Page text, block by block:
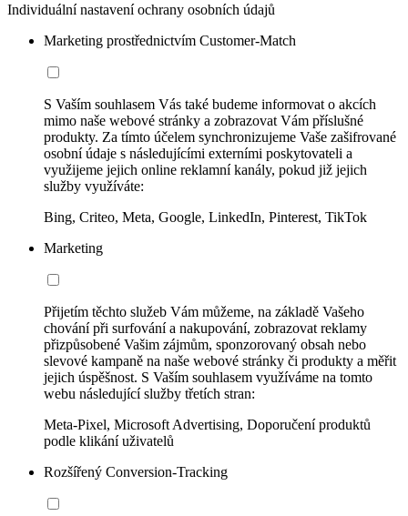
Individuální nastavení ochrany osobních údajů
Marketing prostřednictvím Customer-Match
S Vaším souhlasem Vás také budeme informovat o akcích
mimo naše webové stránky a zobrazovat Vám příslušné
produkty. Za tímto účelem synchronizujeme Vaše zašifrované
osobní údaje s následujícími externími poskytovateli a
využijeme jejich online reklamní kanály, pokud již jejich
služby využíváte:
Bing, Criteo, Meta, Google, LinkedIn, Pinterest, TikTok
Marketing
Přijetím těchto služeb Vám můžeme, na základě Vašeho
chování při surfování a nakupování, zobrazovat reklamy
přizpůsobené Vašim zájmům, sponzorovaný obsah nebo
slevové kampaně na naše webové stránky či produkty a měřit
jejich úspěšnost. S Vaším souhlasem využíváme na tomto
webu následující služby třetích stran:
Meta-Pixel, Microsoft Advertising, Doporučení produktů
podle klikání uživatelů
Rozšířený Conversion-Tracking